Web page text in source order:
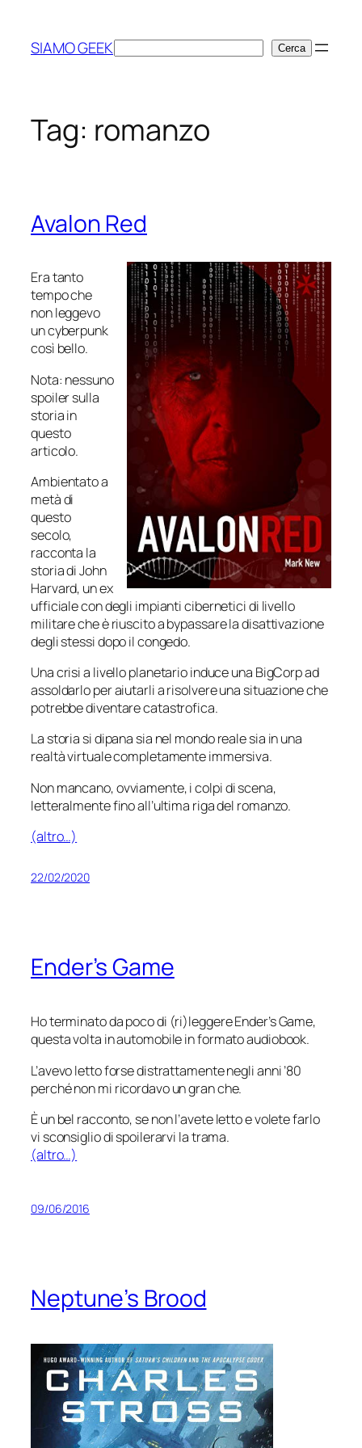
contenuto
SIAMO GEEKCerca Cerca
Tag: romanzo
Avalon Red
Era tanto
tempo che
non leggevo
un cyberpunk
così bello.
Nota: nessuno
spoiler sulla
storia in
questo
articolo.
Ambientato a
metà di
questo
secolo,
racconta la
storia di John
Harvard, un ex
ufficiale con degli impianti cibernetici di livello
militare che è riuscito a bypassare la disattivazione
degli stessi dopo il congedo.
Una crisi a livello planetario induce una BigCorp ad
assoldarlo per aiutarli a risolvere una situazione che
potrebbe diventare catastrofica.
La storia si dipana sia nel mondo reale sia in una
realtà virtuale completamente immersiva.
Non mancano, ovviamente, i colpi di scena,
letteralmente fino all’ultima riga del romanzo.
(altro…)
22/02/2020
Ender’s Game
Ho terminato da poco di (ri)leggere Ender’s Game,
questa volta in automobile in formato audiobook.
L’avevo letto forse distrattamente negli anni ’80
perché non mi ricordavo un gran che.
È un bel racconto, se non l’avete letto e volete farlo
vi sconsiglio di spoilerarvi la trama.
(altro…)
09/06/2016
Neptune’s Brood